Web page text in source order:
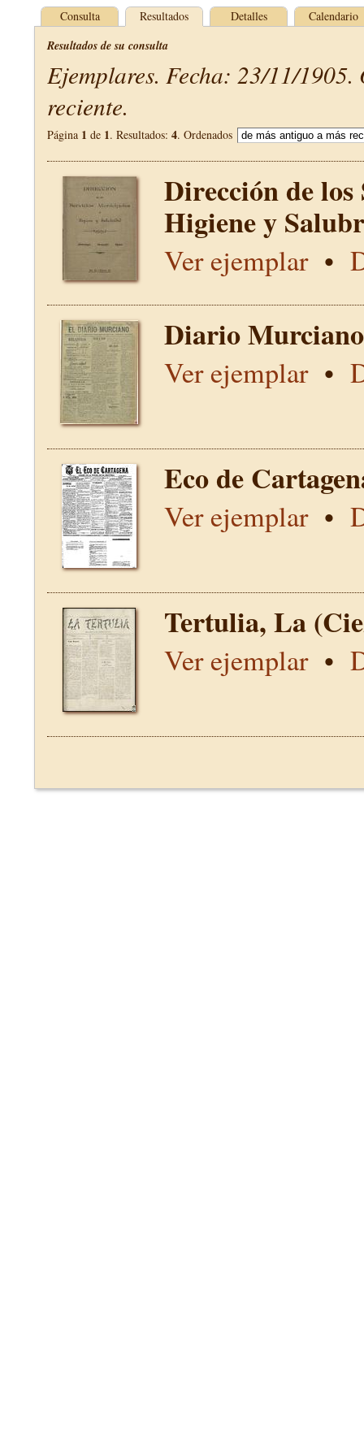
Consulta Resultados Detalles Calendario
Resultados de su consulta
Ejemplares. Fecha: 23/11/1905.
reciente.
Página 1 de 1. Resultados: 4. Ordenados
Dirección de
Higiene y
Ver ejemplar•
Diario
Ver ejemplar•
Eco de
Ver ejemplar•
Tertulia, La
Ver ejemplar•